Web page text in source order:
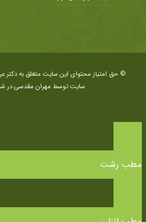
© حق امتیاز محتوای این سایت متعلق به دکتر
سایت توسط مهران مقدسیدر
مطب رشت